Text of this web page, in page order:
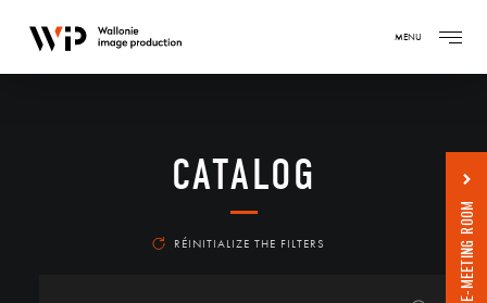
MENU
CATALOG
RÉINITIALIZE THE FILTERS E-MEETING ROOM